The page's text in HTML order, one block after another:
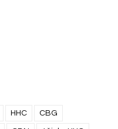
HHC CBG